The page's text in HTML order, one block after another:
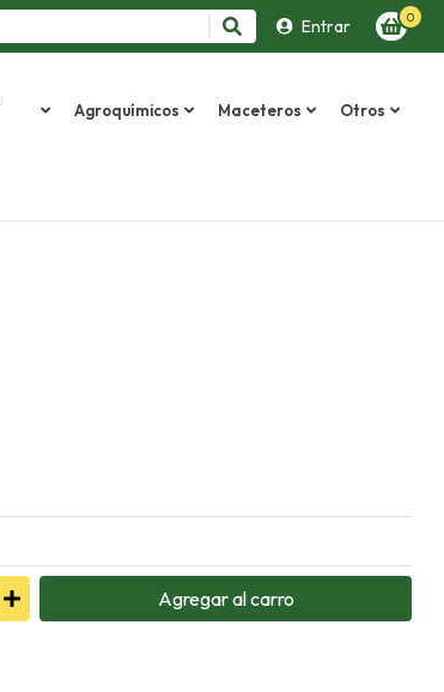
Entrar 0
Agroquímicos Maceteros Otros
Agregaral carro